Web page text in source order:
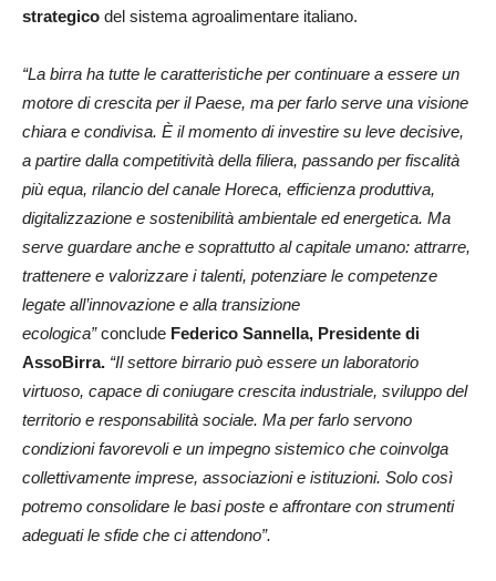
strategico del sistema agroalimentare italiano.
“La birra ha tutte le caratteristiche per continuare a essere un
motore di crescita per il Paese, ma per farlo serve una visione
chiara e condivisa. È il momento di investire su leve decisive,
a partire dalla competitività della filiera, passando per fiscalità
più equa, rilancio del canale Horeca, efficienza produttiva,
digitalizzazione e sostenibilità ambientale ed energetica. Ma
serve guardare anche e soprattutto al capitale umano: attrarre,
trattenere e valorizzare i talenti, potenziare le competenze
legate all’innovazione e alla transizione
ecologica”conclude Federico Sannella, Presidente di
AssoBirra. “Il settore birrario può essere un laboratorio
virtuoso, capace di coniugare crescita industriale, sviluppo del
territorio e responsabilità sociale. Ma per farlo servono
condizioni favorevoli e un impegno sistemico che coinvolga
collettivamente imprese, associazioni e istituzioni. Solo così
potremo consolidare le basi poste e affrontare con strumenti
adeguati le sfide che ci attendono”.